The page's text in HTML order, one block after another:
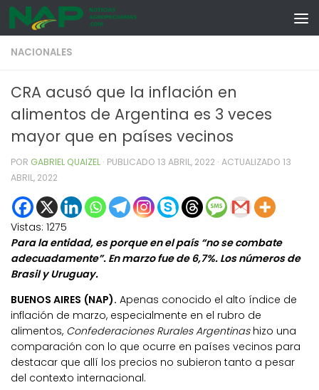
Skip to content
NACIONALES
CRA acusó que la inflación en
alimentos de Argentina es 3 veces
mayor que en países vecinos
POR GABRIEL QUAIZEL · PUBLICADO 13 ABRIL, 2022 · ACTUALIZADO 13
ABRIL, 2022
Vistas: 1275
Para la entidad, es porque en el país “no se combate
adecuadamente”. En marzo fue de 6,7%. Los números de
Brasil y Uruguay.
BUENOS AIRES (NAP). Apenas conocido el alto índice de
inflación de marzo, especialmente en el rubro de
alimentos, Confederaciones Rurales Argentinashizo una
comparación con lo que ocurre en países vecinos para
destacar que allí los precios no subieron tanto a pesar
del contexto internacional.